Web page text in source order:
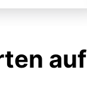
auf